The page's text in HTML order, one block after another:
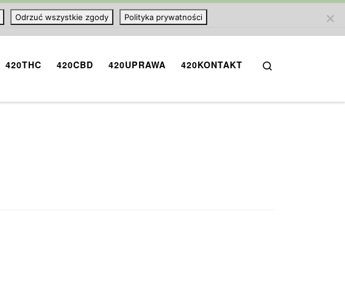
420THC 420CBD 420UPRAWA 420KONTAKT
Odrzuć wszystkie zgody Polityka prywatności